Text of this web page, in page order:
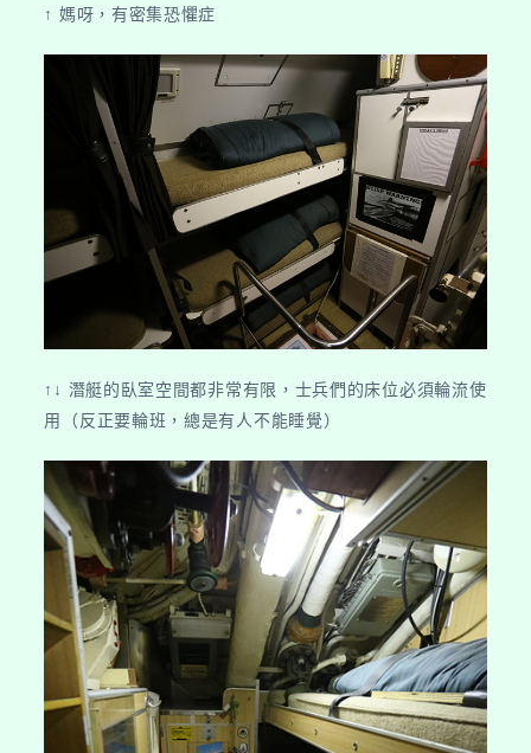
↑ 媽呀，有密集恐懼症
↑↓ 潛艇的臥室空間都非常有限，士兵們的床位必須輪流使
用（反正要輪班，總是有人不能睡覺）